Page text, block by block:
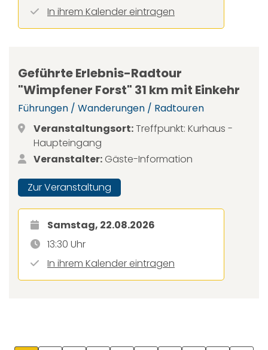
In ihrem Kalender eintragen
Geführte Erlebnis-Radtour
"Wimpfener Forst" 31 km mit Einkehr
Führungen / Wanderungen / Radtouren
Veranstaltungsort:Treffpunkt: Kurhaus -
Haupteingang
Veranstalter: Gäste-Information
Zur Veranstaltung
Samstag, 22.08.2026
13:30 Uhr
In ihrem Kalender eintragen